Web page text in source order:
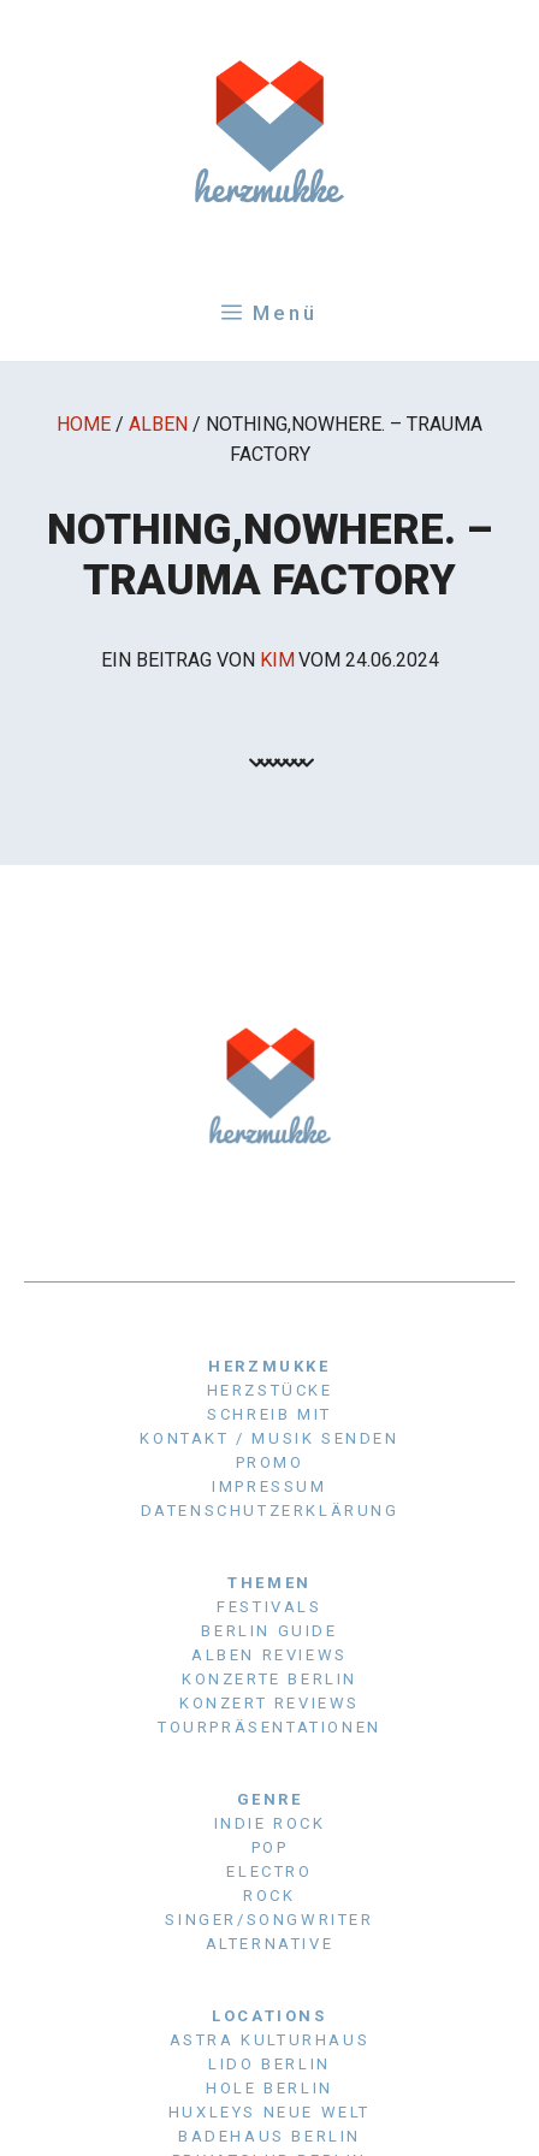
Menü
HOME / ALBEN / NOTHING,NOWHERE. – TRAUMA
FACTORY
NOTHING,NOWHERE. –
TRAUMA FACTORY
EIN BEITRAG VON KIMVOM 24.06.2024
HERZMUKKE
HERZSTÜCKE
SCHREIB MIT
KONTAKT / MUSIK SENDEN
PROMO
IMPRESSUM
DATENSCHUTZERKLÄRUNG
THEMEN
FESTIVALS
BERLIN GUIDE
ALBEN REVIEWS
KONZERTE BERLIN
KONZERT REVIEWS
TOURPRÄSENTATIONEN
GENRE
INDIE ROCK
POP
ELECTRO
ROCK
SINGER/SONGWRITER
ALTERNATIVE
LOCATIONS
ASTRA KULTURHAUS
LIDO BERLIN
HOLE BERLIN
HUXLEYS NEUE WELT
BADEHAUS BERLIN